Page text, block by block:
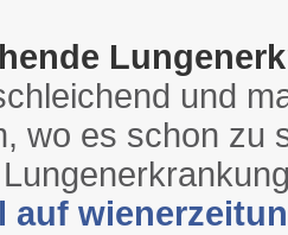
und
wo es schon zu
auf